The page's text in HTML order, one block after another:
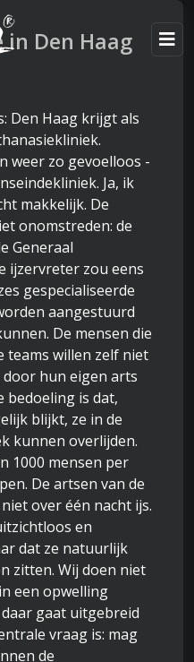
in Den Haag
Den Haag krijgt als
weer zo gevoelloos -
Ja, ik
makkelijk. De
onomstreden: de
Generaal
ijzervreter zou eens
gespecialiseerde
aangestuurd
De mensen die
teams willen zelf niet
hun eigen arts
bedoeling is dat,
blijkt, ze in de
kunnen overlijden.
1000 mensen per
De artsen van de
over één nacht ijs.
en
dat ze natuurlijk
zitten. Wij doen niet
een opwelling
gaat uitgebreid
vraag is: mag
de